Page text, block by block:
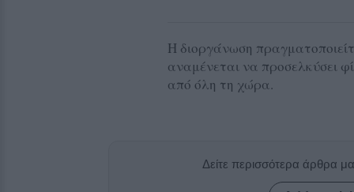
Η διοργάνωση
αναμένεται να προσελκύσει
από όλη τη χώρα.
Δείτε περισσότερα άρθρα